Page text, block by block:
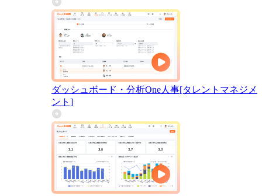
ダッシュボード・分析One人事[タレントマネジメ
ント]